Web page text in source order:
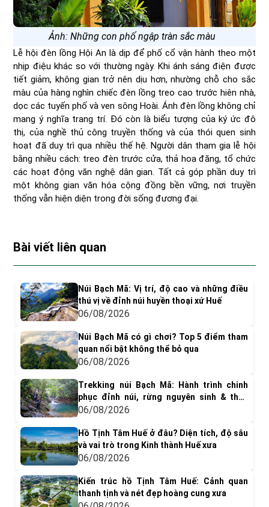
Ảnh: Những con phố ngập tràn sắc màu
Lễ hội đèn lồng Hội An là dịp để phố cổ vận hành theo một
nhịp điệu khác so với thường ngày. Khi ánh sáng điện được
tiết giảm, không gian trở nên dịu hơn, nhường chỗ cho sắc
màu của hàng nghìn chiếc đèn lồng treo cao trước hiên nhà,
dọc các tuyến phố và ven sông Hoài. Ánh đèn lồng không chỉ
mang ý nghĩa trang trí. Đó còn là biểu tượng của ký ức đô
thị, của nghề thủ công truyền thống và của thói quen sinh
hoạt đã duy trì qua nhiều thế hệ. Người dân tham gia lễ hội
bằng nhiều cách: treo đèn trước cửa, thả hoa đăng, tổ chức
các hoạt động văn nghệ dân gian. Tất cả góp phần duy trì
một không gian văn hóa cộng đồng bền vững, nơi truyền
thống vẫn hiện diện trong đời sống đương đại.
Bài viết liên quan
Núi Bạch Mã: Vị trí, độ cao và những điều
thú vị về đỉnh núi huyền thoại xứ Huế
06/08/2026
Núi Bạch Mã có gì chơi? Top 5 điểm tham
quan nổi bật không thể bỏ qua
06/08/2026
Trekking núi Bạch Mã: Hành trình chinh
phục đỉnh núi, rừng nguyên sinh & thác
nước tuyệt đẹp
06/08/2026
Hồ Tịnh Tâm Huế ở đâu? Diện tích, độ sâu
và vai trò trong Kinh thành Huế xưa
06/08/2026
Kiến trúc hồ Tịnh Tâm Huế: Cảnh quan
thanh tịnh và nét đẹp hoàng cung xưa